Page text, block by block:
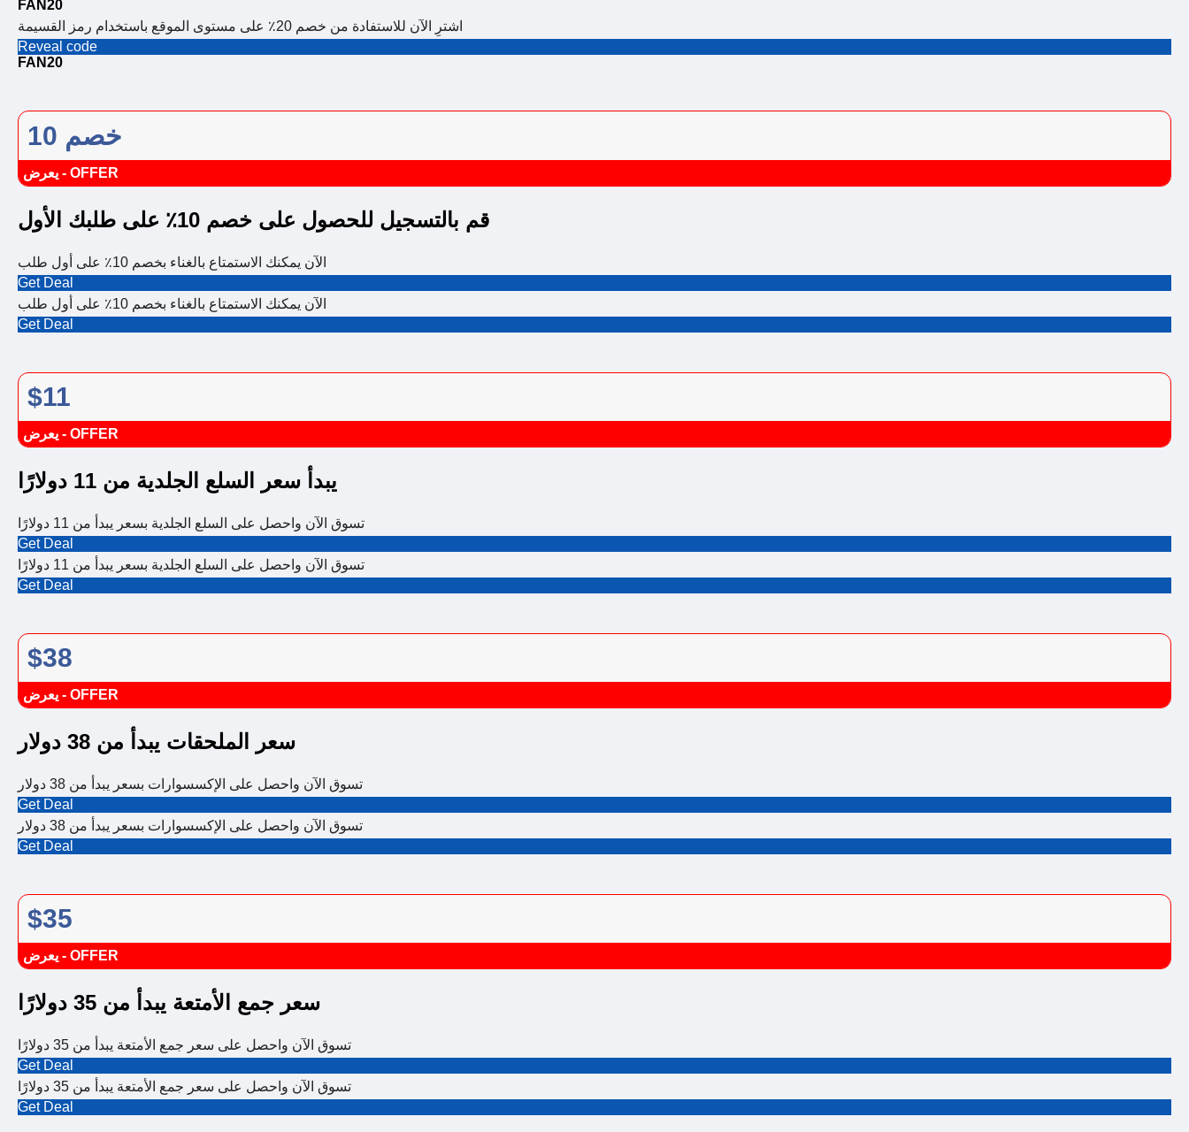
FAN20
اشترِ الآن للاستفادة من خصم 20٪ على مستوى الموقع باستخدام رمز القسيمة
Reveal code
FAN20
خصم 10
يعرض - OFFER
قم بالتسجيل للحصول على خصم 10٪ على طلبك الأول
الآن يمكنك الاستمتاع بالغناء بخصم 10٪ على أول طلب
Get Deal
الآن يمكنك الاستمتاع بالغناء بخصم 10٪ على أول طلب
Get Deal
$11
يعرض - OFFER
يبدأ سعر السلع الجلدية من 11 دولارًا
تسوق الآن واحصل على السلع الجلدية بسعر يبدأ من 11 دولارًا
Get Deal
تسوق الآن واحصل على السلع الجلدية بسعر يبدأ من 11 دولارًا
Get Deal
$38
يعرض - OFFER
سعر الملحقات يبدأ من 38 دولار
تسوق الآن واحصل على الإكسسوارات بسعر يبدأ من 38 دولار
Get Deal
تسوق الآن واحصل على الإكسسوارات بسعر يبدأ من 38 دولار
Get Deal
$35
يعرض - OFFER
سعر جمع الأمتعة يبدأ من 35 دولارًا
تسوق الآن واحصل على سعر جمع الأمتعة يبدأ من 35 دولارًا
Get Deal
تسوق الآن واحصل على سعر جمع الأمتعة يبدأ من 35 دولارًا
Get Deal